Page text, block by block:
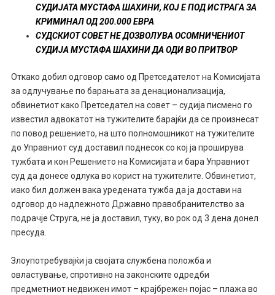
СУДИЈАТА МУСТАФА ШАХИНИ, КОЈ Е ПОД ИСТРАГА ЗА
КРИМИНАЛ ОД 200.000 ЕВРА
СУДСКИОТ СОВЕТ НЕ ДОЗВОЛУВА ОСОМНИЧЕНИОТ
СУДИЈА МУСТАФА ШАХИНИ ДА ОДИ ВО ПРИТВОР
Откако добил одговор само од Претседателот на Комисијата
за одлучување по барањата за денационализација,
обвинетиот како Претседател на совет – судија писмено го
известил адвокатот на тужителите барајќи да се произнесат
по повод решението, на што полномошникот на тужителите
до Управниот суд доставил поднесок со кој ја проширува
тужбата и кон Решението на Комисијата и бара Управниот
суд да донесе одлука во корист на тужителите. Обвинетиот,
иако бил должен вака уредената тужба да ја достави на
одговор до надлежното Државно правобранителство за
подрачје Струга, не ја доставил, туку, во рок од 3 дена донел
пресуда.
Злоупотребувајќи ја својата службена положба и
овластување, спротивно на законските одредби
предметниот недвижен имот – крајбрежен појас – плажа во